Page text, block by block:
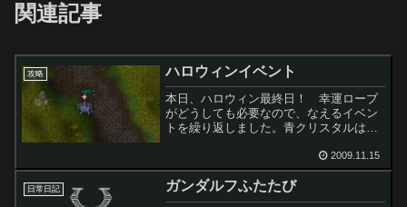
関連記事
攻略 ハロウィンイベント
本日、ハロウィン最終日！ 幸運ローブ
がどうしても必要なので、なえるイベン
トを繰り返しました。青クリスタルは、
草取る → デーモン寺（フェルッカ・
トランメル） で体格変化は完璧。ダン
ジョン内での霊魂集めは、...
2009.11.15
日常日記 ガンダルフふたたび